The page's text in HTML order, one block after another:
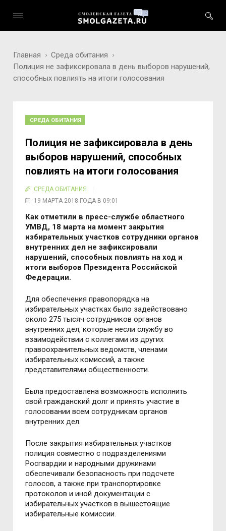
Главная
Среда обитания
Полиция не зафиксировала в день выборов нарушений,
способных повлиять на итоги голосования
СРЕДА ОБИТАНИЯ
Полиция не зафиксировала в день
выборов нарушений, способных
повлиять на итоги голосования
СРЕДА ОБИТАНИЯ
19 МАРТА 2018 ГОДА В 09:01
Как отметили в пресс-службе областного
УМВД, 18 марта на момент закрытия
избирательных участков сотрудники органов
внутренних дел не зафиксировали
нарушений, способных повлиять на ход и
итоги выборов Президента Российской
Федерации.
Для обеспечения правопорядка на
избирательных участках было задействовано
около 275 тысяч сотрудников органов
внутренних дел, которые несли службу во
взаимодействии с коллегами из других
правоохранительных ведомств, членами
избирательных комиссий, а также
представителями общественности.
Была предоставлена возможность исполнить
свой гражданский долг и принять участие в
голосовании всем сотрудникам органов
внутренних дел.
После закрытия избирательных участков
полиция совместно с подразделениями
Росгвардии и народными дружинами
обеспечивали безопасность при подсчете
голосов, а также при транспортировке
протоколов и иной документации c
избирательных участков в вышестоящие
избирательные комиссии.